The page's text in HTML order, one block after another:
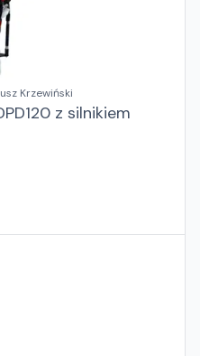
Krzewiński
z silnikiem